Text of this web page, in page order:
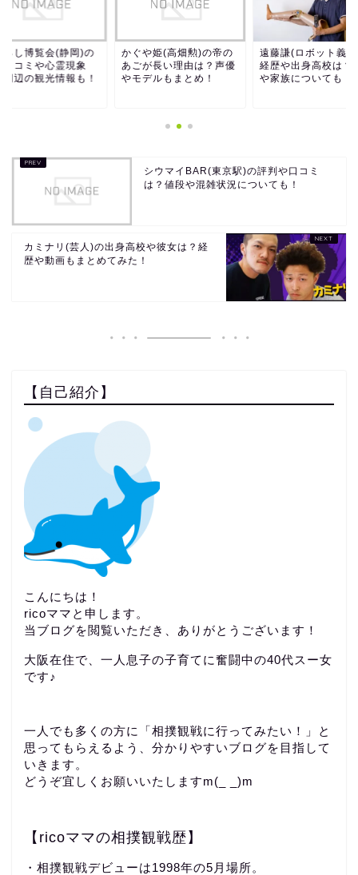
ろし博覧会(静岡)の
口コミや心霊現象
周辺の観光情報も！
かぐや姫(高畑勲)の帝の
あごが長い理由は？声優
やモデルもまとめ！
遠藤謙(ロボット義
経歴や出身高校は？
や家族についても！
シウマイBAR(東京駅)の評判や口コミ
は？値段や混雑状況についても！
カミナリ(芸人)の出身高校や彼女は？経
歴や動画もまとめてみた！
【自己紹介】
こんにちは！
ricoママと申します。
当ブログを閲覧いただき、ありがとうございます！
大阪在住で、一人息子の子育てに奮闘中の40代スー女
です♪
一人でも多くの方に「相撲観戦に行ってみたい！」と
思ってもらえるよう、分かりやすいブログを目指して
いきます。
どうぞ宜しくお願いいたしますm(_ _)m
【ricoママの相撲観戦歴】
・相撲観戦デビューは1998年の5月場所。